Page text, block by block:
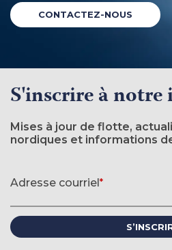
CONTACTEZ-NOUS
S'inscrire à
Mises à jour de flotte,
nordiques et informations
Adresse courriel*